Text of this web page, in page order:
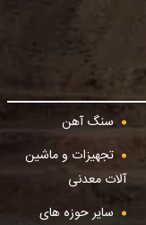
سنگ آهن
تجهیزات و ماشین
آلات معدنی
سایر حوزه های